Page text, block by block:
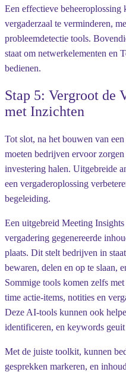
Een effectieve
vergaderzaal te verminderen,
probleemdetectie tools.
staat om netwerkelementen en
bedienen.
Stap 5: Vergroot de
met Inzichten
Tot slot, na het bouwen van
moeten bedrijven ervoor
investering halen. Uitgebreide
een vergaderoplossing
begeleiding.
Een uitgebreid Meeting
vergadering gegenereerde
plaats. Dit stelt bedrijven in
bewaren, delen en op te slaan,
Sommige tools komen zelfs
time actie-items, notities en
Deze AI-tools kunnen ook
identificeren, en keywords
Met de juiste toolkit, kunnen
gesprekken markeren, en